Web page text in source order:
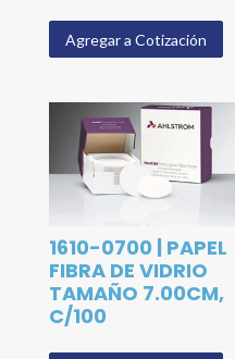
Agregar a Cotización
1610-0700 | PAPEL
FIBRA DE VIDRIO
TAMAÑO 7.00CM,
C/100